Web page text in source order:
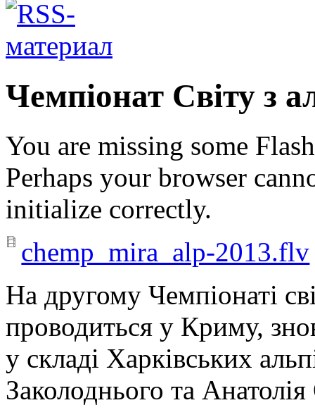
Чемпіонат Світу з
You are missing some
Perhaps your browser
initialize correctly.
chemp_mira_alp-2013.flv
На другому Чемпіонаті
проводиться у Криму,
у складі Харківських
Заколоднього та